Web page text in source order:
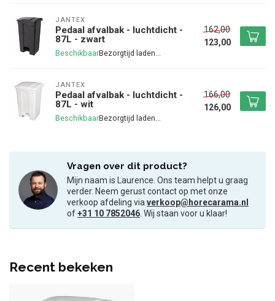
JANTEX
Pedaal afvalbak - luchtdicht -
87L - zwart
Beschikbaar
162,00
123,00
JANTEX
Pedaal afvalbak - luchtdicht -
87L - wit
Beschikbaar
166,00
126,00
Vragen over dit product?
Mijn naam is Laurence. Ons team helpt u graag
verder. Neem gerust contact op met onze
verkoop afdeling viaverkoop@horecarama.nl
of+31 10 7852046. Wij staan voor u klaar!
Recent bekeken